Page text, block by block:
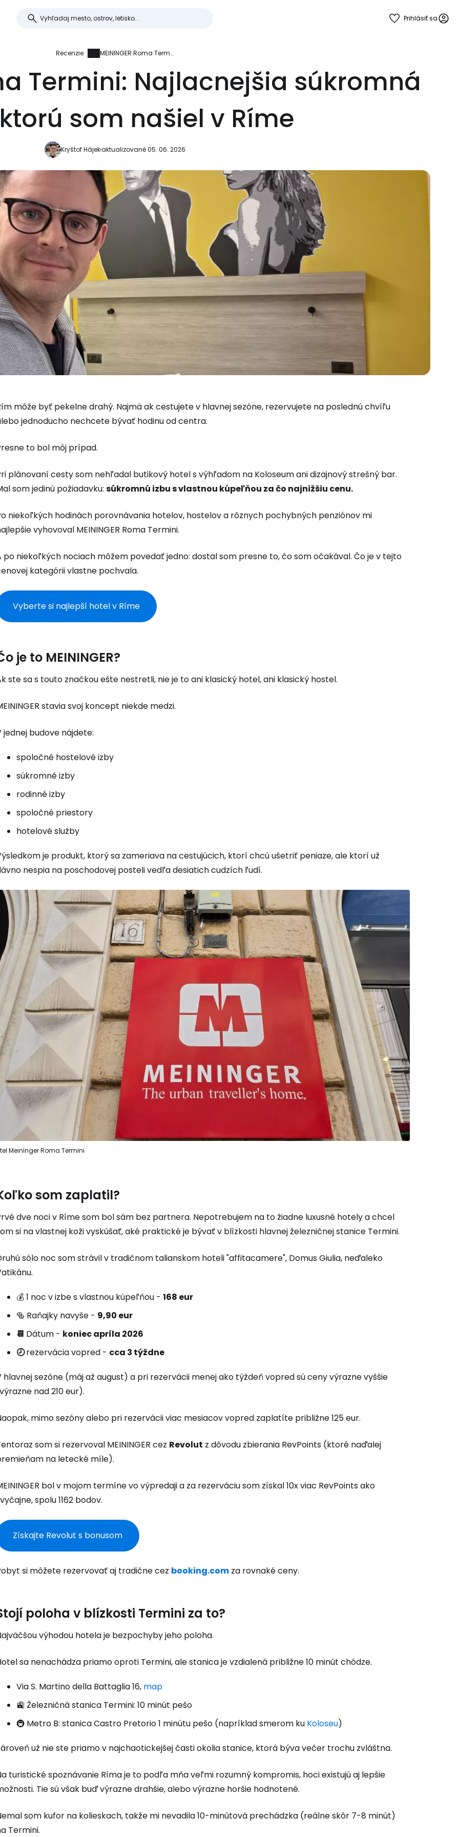
Prihlásiť sa
Recenzie MEININGER Roma Termini: Najlacnejšia súkromná izba, ktorú som našiel v Ríme
Termini: Najlacnejšia súkromná
som našiel v Ríme
Kryštof Hájekaktualizované 05. 06. 2026
môže byť pekelne drahý. Najmä ak cestujete v hlavnej sezóne, rezervujete na poslednú chvíľu
jednoducho nechcete bývať hodinu od centra.
to bol môj prípad.
plánovaní cesty som nehľadal butikový hotel s výhľadom na Koloseum ani dizajnový strešný bar.
som jedinú požiadavku: súkromnú izbu s vlastnou kúpeľňou za čo najnižšiu cenu.
niekoľkých hodinách porovnávania hotelov, hostelov a rôznych pochybných penziónov mi
vyhovoval MEININGER Roma Termini.
po niekoľkých nociach môžem povedať jedno: dostal som presne to, čo som očakával. Čo je v tejto
kategórii vlastne pochvala.
Vyberte si najlepší hotel v Ríme
je to MEININGER?
ste sa s touto značkou ešte nestretli, nie je to ani klasický hotel, ani klasický hostel.
stavia svoj koncept niekde medzi.
jednej budove nájdete:
spoločné hostelové izby
súkromné izby
rodinné izby
spoločné priestory
hotelové služby
je produkt, ktorý sa zameriava na cestujúcich, ktorí chcú ušetriť peniaze, ale ktorí už
nespia na poschodovej posteli vedľa desiatich cudzích ľudí.
Meininger Roma Termini
som zaplatil?
dve noci v Ríme som bol sám bez partnera. Nepotrebujem na to žiadne luxusné hotely a chcel
si na vlastnej koži vyskúšať, aké praktické je bývať v blízkosti hlavnej železničnej stanice Termini.
sólo noc som strávil v tradičnom talianskom hoteli "affitacamere", Domus Giulia, neďaleko
💰 1 noc v izbe s vlastnou kúpeľňou - 168 eur
🥯 Raňajky navyše - 9,90 eur
📆 Dátum - koniec apríla 2026
🕗rezervácia vopred - cca 3 týždne
hlavnej sezóne (máj až august) a pri rezervácii menej ako týždeň vopred sú ceny výrazne vyššie
nad 210 eur).
mimo sezóny alebo pri rezervácii viac mesiacov vopred zaplatíte približne 125 eur.
som si rezervoval MEININGER cez Revolut z dôvodu zbierania RevPoints (ktoré naďalej
na letecké míle).
bol v mojom termíne vo výpredaji a za rezerváciu som získal 10x viac RevPoints ako
spolu 1162 bodov.
Získajte Revolut s bonusom
si môžete rezervovať aj tradične cez booking.com za rovnaké ceny.
poloha v blízkosti Termini za to?
výhodou hotela je bezpochyby jeho poloha.
sa nenachádza priamo oproti Termini, ale stanica je vzdialená približne 10 minút chôdze.
Via S. Martino della Battaglia 16, map
🚉 Železničná stanica Termini: 10 minút pešo
🚇 Metro B: stanica Castro Pretorio 1 minútu pešo (napríklad smerom ku Koloseu)
už nie ste priamo v najchaotickejšej časti okolia stanice, ktorá býva večer trochu zvláštna.
turistické spoznávanie Ríma je to podľa mňa veľmi rozumný kompromis, hoci existujú aj lepšie
Tie sú však buď výrazne drahšie, alebo výrazne horšie hodnotené.
som kufor na kolieskach, takže mi nevadila 10-minútová prechádzka (reálne skôr 7-8 minút)
Termini.
Prihláste sa do služby
Cestee
... celosvetovej komunity cestovateľov
Pokračovať so službou Google
Pokračovať na Facebooku